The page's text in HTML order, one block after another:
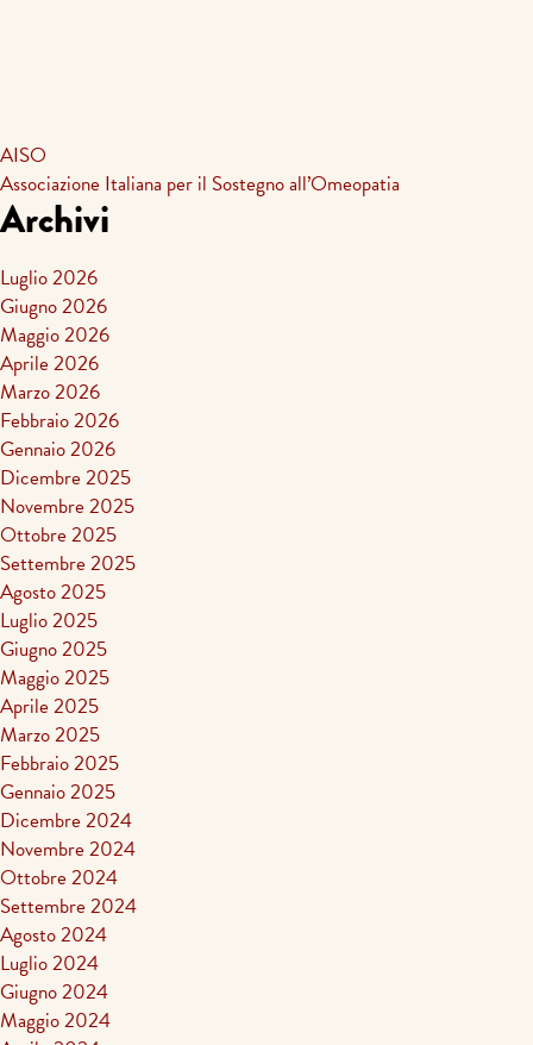
AISO
Associazione Italiana per il Sostegno all’Omeopatia
Archivi
Luglio 2026
Giugno 2026
Maggio 2026
Aprile 2026
Marzo 2026
Febbraio 2026
Gennaio 2026
Dicembre 2025
Novembre 2025
Ottobre 2025
Settembre 2025
Agosto 2025
Luglio 2025
Giugno 2025
Maggio 2025
Aprile 2025
Marzo 2025
Febbraio 2025
Gennaio 2025
Dicembre 2024
Novembre 2024
Ottobre 2024
Settembre 2024
Agosto 2024
Luglio 2024
Giugno 2024
Maggio 2024